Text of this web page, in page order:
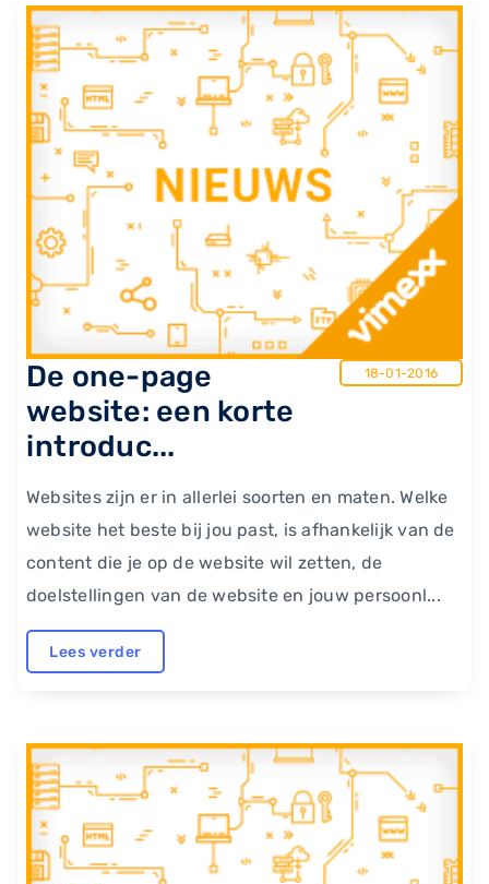
​De one-page
website: een korte
introduc...
18-01-2016
Websites zijn er in allerlei soorten en maten. Welke
website het beste bij jou past, is afhankelijk van de
content die je op de website wil zetten, de
doelstellingen van de website en jouw persoonl...
Lees verder